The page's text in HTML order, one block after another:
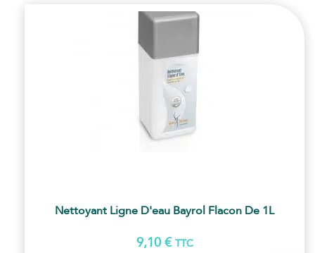
Nettoyant Ligne D'eau Bayrol Flacon De 1L
9,10 € TTC